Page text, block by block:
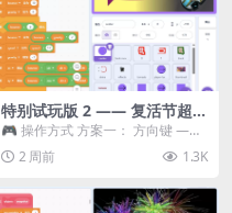
特别试玩版 2 —— 复活节超级
卡丁车赛
🎮 操作方式 方案一： 方向键 ——
移动 Z —— 跳跃 / 漂移 方案二： ...
2 周前 1.3K